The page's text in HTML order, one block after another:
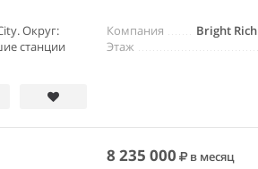
Округ:
станции
Bright
Компания
Этаж
8 235 000 в месяц